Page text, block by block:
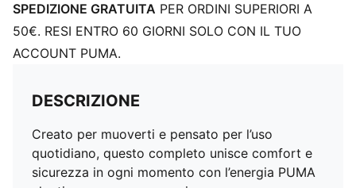
SPEDIZIONE GRATUITA PER ORDINI SUPERIORI A
50€. RESI ENTRO 60 GIORNI SOLO CON IL TUO
ACCOUNT PUMA.
DESCRIZIONE
Creato per muoverti e pensato per l’uso
quotidiano, questo completo unisce comfort e
sicurezza in ogni momento con l’energia PUMA